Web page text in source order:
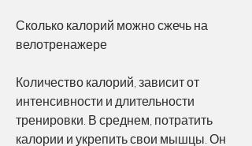
Сколько калорий можно сжечь на
велотренажере
Количество калорий, зависит от
интенсивности и длительности
тренировки. В среднем, потратить
калории и укрепить свои мышцы. Он